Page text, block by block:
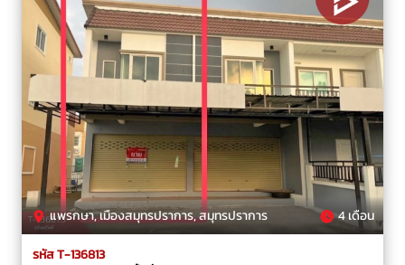
แพรกษา, เมืองสมุทรปราการ, สมุทรปราการ 4 เดือน
รหัส T-136813